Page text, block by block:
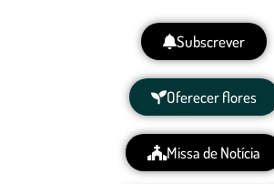
Subscrever
Oferecer flores
Missa de Notícia